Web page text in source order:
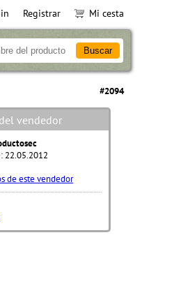
Registrar Mi cesta
#2094
vendedor
22.05.2012
de este vendedor